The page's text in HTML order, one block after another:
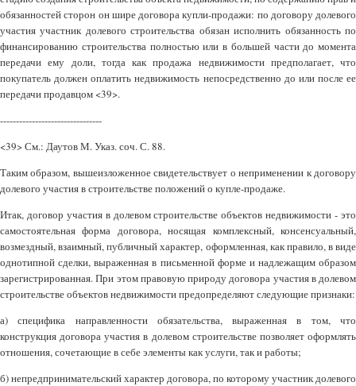
обязанностей сторон он шире договора купли-продажи: по договору долевого
участия участник долевого строительства обязан исполнить обязанность по
финансированию строительства полностью или в большей части до момента
передачи ему доли, тогда как продажа недвижимости предполагает, что
покупатель должен оплатить недвижимость непосредственно до или после ее
передачи продавцом <39>.
--------------------------------
<39> См.: Даутов М. Указ. соч. С. 88.
Таким образом, вышеизложенное свидетельствует о неприменении к договору
долевого участия в строительстве положений о купле-продаже.
Итак, договор участия в долевом строительстве объектов недвижимости - это
самостоятельная форма договора, носящая комплексный, консенсуальный,
возмездный, взаимный, публичный характер, оформленная, как правило, в виде
однотипной сделки, выраженная в письменной форме и надлежащим образом
зарегистрированная. При этом правовую природу договора участия в долевом
строительстве объектов недвижимости предопределяют следующие признаки:
а) специфика направленности обязательства, выраженная в том, что
конструкция договора участия в долевом строительстве позволяет оформлять
отношения, сочетающие в себе элементы как услуги, так и работы;
б) непредпринимательский характер договора, по которому участник долевого